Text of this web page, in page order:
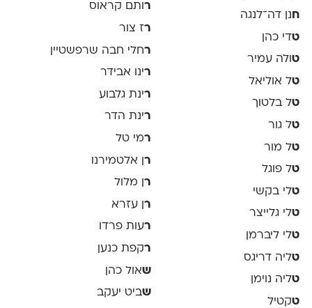
ח נן דה־לנגה
טדי כהן
טולה עמיר
טל אוליאל
טל בלטוך
טל גור
טל מור
טל פוגל
טלי בקשי
טלי גלייצר
טלי ליברמן
טליה דריגס
טליה נוימן
טקטיל
רותם קראוס
רז צור
רחלי חבה שרפשטיין
רינו אבידר
רינת גלבוע
רינת הדר
רמי טל
רן אלטמירנו
ר ן מלול
ר ן עזרא
רעות פרדו
רקפת כנען
שאול כהן
שביט יעקב